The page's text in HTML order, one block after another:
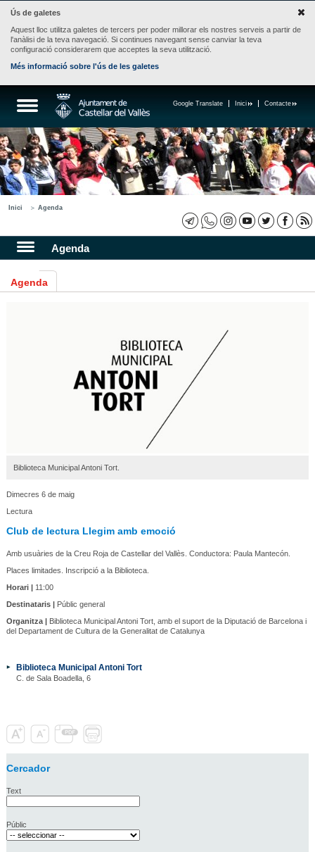
Ús de galetes
Aquest lloc utilitza galetes de tercers per poder millorar els nostres serveis a partir de
l'anàlisi de la teva navegació. Si continues navegant sense canviar la teva
configuració considerarem que acceptes la seva utilització.
Més informació sobre l'ús de les galetes
Contacte
Inici
Google Translate
Inici Agenda
Agenda
Agenda
Biblioteca Municipal Antoni Tort.
Dimecres 6 de maig
Lectura
Club de lectura Llegim amb emoció
Amb usuàries de la Creu Roja de Castellar del Vallès. Conductora: Paula Mantecón.
Places limitades. Inscripció a la Biblioteca.
Horari |11:00
Destinataris |Públic general
Organitza |Biblioteca Municipal Antoni Tort, amb el suport de la Diputació de Barcelona i
del Departament de Cultura de la Generalitat de Catalunya
Biblioteca Municipal Antoni Tort
C. de Sala Boadella, 6
Cercador
Text
Públic